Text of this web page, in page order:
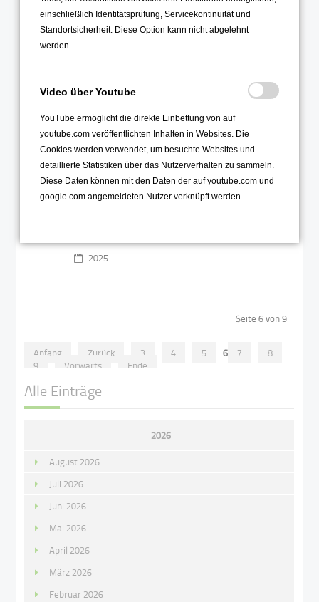
26 Verkehrsbeeinträchtigungen
Ab Montag, 05.05.25,
kommt es zu längerfristigen
Verkehrsbeeinträchtigungen
2025
Seite 6 von 9
Anfang Zurück 3 4 5 6 7
8
9
Vorwärts Ende
Alle Einträge
2026
August 2026
Juli 2026
Juni 2026
Mai 2026
April 2026
März 2026
Februar 2026
einschließlich Identitätsprüfung, Servicekontinuität und
Standortsicherheit. Diese Option kann nicht abgelehnt
werden.
Video über Youtube
YouTube ermöglicht die direkte Einbettung von auf
youtube.com veröffentlichten Inhalten in Websites. Die
Cookies werden verwendet, um besuchte Websites und
detaillierte Statistiken über das Nutzerverhalten zu sammeln.
Diese Daten können mit den Daten der auf youtube.com und
google.com angemeldeten Nutzer verknüpft werden.